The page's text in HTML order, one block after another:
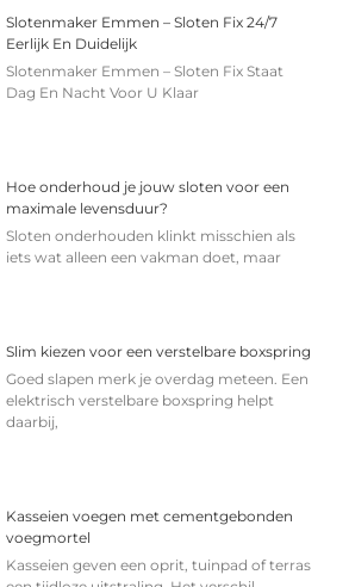
Slotenmaker Emmen – Sloten Fix 24/7
Eerlijk En Duidelijk
Slotenmaker Emmen – Sloten Fix Staat
Dag En Nacht Voor U Klaar
Hoe onderhoud je jouw sloten voor een
maximale levensduur?
Sloten onderhouden klinkt misschien als
iets wat alleen een vakman doet, maar
Slim kiezen voor een verstelbare boxspring
Goed slapen merk je overdag meteen. Een
elektrisch verstelbare boxspring helpt
daarbij,
Kasseien voegen met cementgebonden
voegmortel
Kasseien geven een oprit, tuinpad of terras